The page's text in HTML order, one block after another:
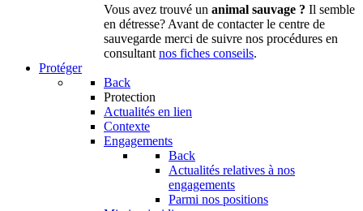
Vous avez trouvé un animal sauvage ? Il semble
en détresse? Avant de contacter le centre de
sauvegarde merci de suivre nos procédures en
consultantnos fiches conseils.
Protéger
Back
Protection
Actualités en lien
Contexte
Engagements
Back
Actualités relatives à nos
engagements
Parmi nos positions